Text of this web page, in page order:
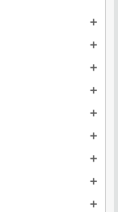
add
add
add
add
add
add
add
add
add